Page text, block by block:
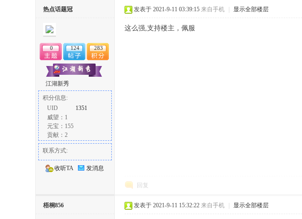
热点话题冠
0 124 283
江湖新秀
积分信息:
UID
1351
威望：1
元宝：155
贡献：2
联系方式:
收听TA 发消息
发表于 2021-9-11 03:39:15 来自手机 显示全部楼层
这么强,支持楼主，佩服
回复
梧桐856 发表于 2021-9-11 15:32:22 来自手机 显示全部楼层